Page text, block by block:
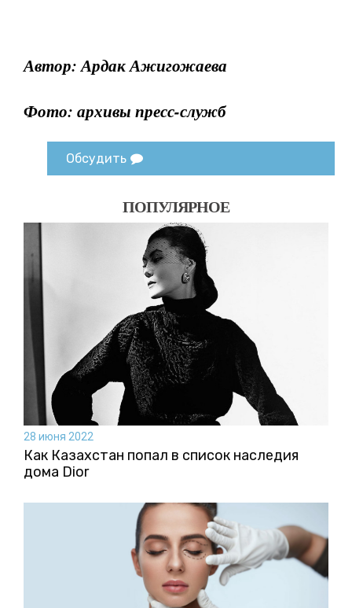
Автор: Ардак Ажигожаева
Фото: архивы пресс-служб
Обсудить
ПОПУЛЯРНОЕ
28 июня 2022
Как Казахстан попал в список наследия
дома Dior